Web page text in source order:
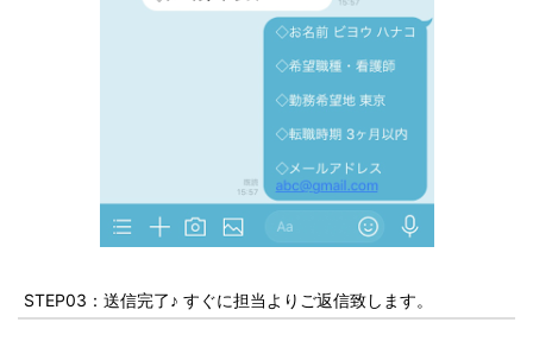
STEP03：送信完了♪ すぐに担当よりご返信致します。